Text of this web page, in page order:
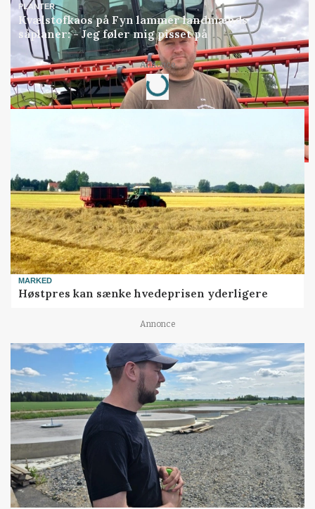
PLANTER
Kvælstofkaos på Fyn lammer landmænds
såplaner: - Jeg føler mig pisset på
Annonce
Loading...
MARKED
Høstpres kan sænke hvedeprisen yderligere
Annonce